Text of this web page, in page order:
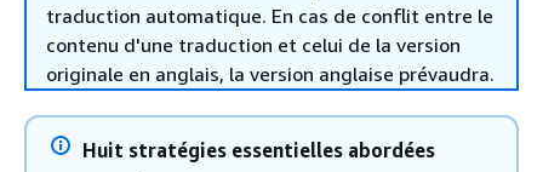
traduction automatique. En cas de conflit entre le
contenu d'une traduction et celui de la version
originale en anglais, la version anglaise prévaudra.
Huit stratégies essentielles abordées